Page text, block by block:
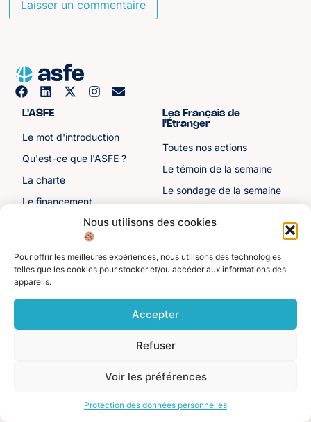
Nous utilisons des cookies
Pour offrir les meilleures expériences, nous utilisons des technologies
telles que les cookies pour stocker et/ou accéder aux informations des
appareils.
Accepter
Refuser
Voir les préférences
Protection des données personnelles
L'ASFE
Le mot d'introduction
Qu'est-ce que l'ASFE ?
La charte
Le financement
Les sénateurs
Les Français de
l'Étranger
Toutes nos actions
Le témoin de la semaine
Le sondage de la semaine
Autre liens Divers
personnelles
Mentions légales
©️ Alliance Solidaire des Français de l'Étranger. Tous droits réservés 2025.